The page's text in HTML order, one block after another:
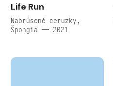
Life Run
Nabrúsené ceruzky,
Špongia — 2021